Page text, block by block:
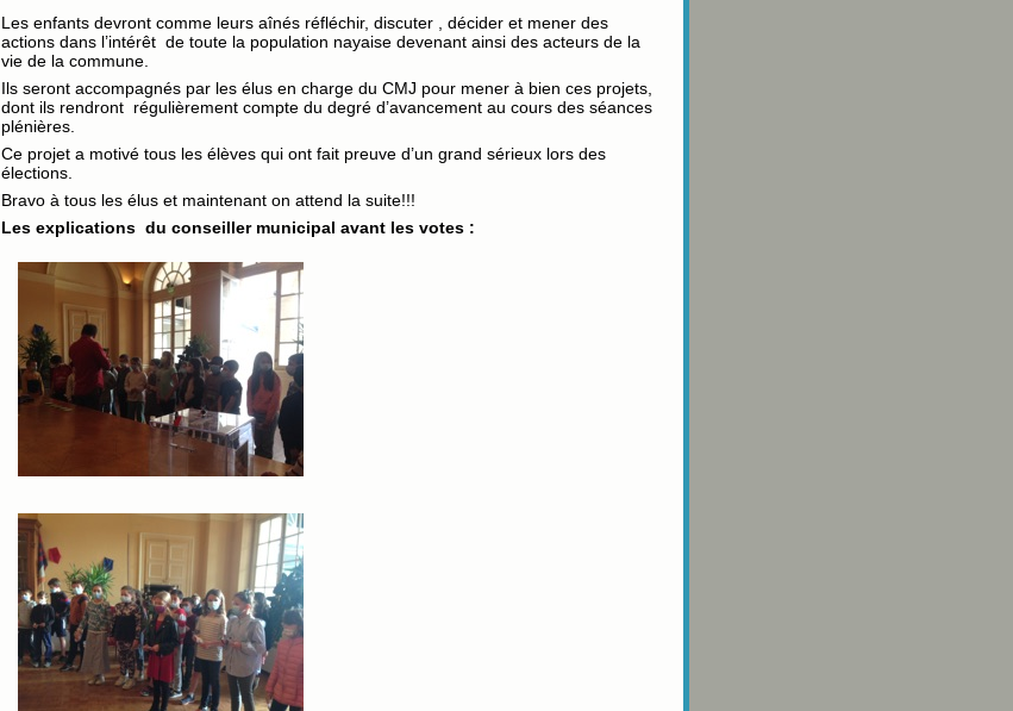
Les enfants devront comme leurs aînés réfléchir, discuter , décider et mener des
actions dans l’intérêt de toute la population nayaise devenant ainsi des acteurs de la
vie de la commune.
Ils seront accompagnés par les élus en charge du CMJ pour mener à bien ces projets,
dont ils rendront régulièrement compte du degré d’avancement au cours des séances
plénières.
Ce projet a motivé tous les élèves qui ont fait preuve d’un grand sérieux lors des
élections.
Bravo à tous les élus et maintenant on attend la suite!!!
Les explications du conseiller municipal avant les votes :